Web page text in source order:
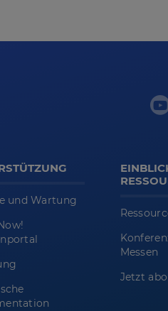
und Wartung
Messen
Jetzt